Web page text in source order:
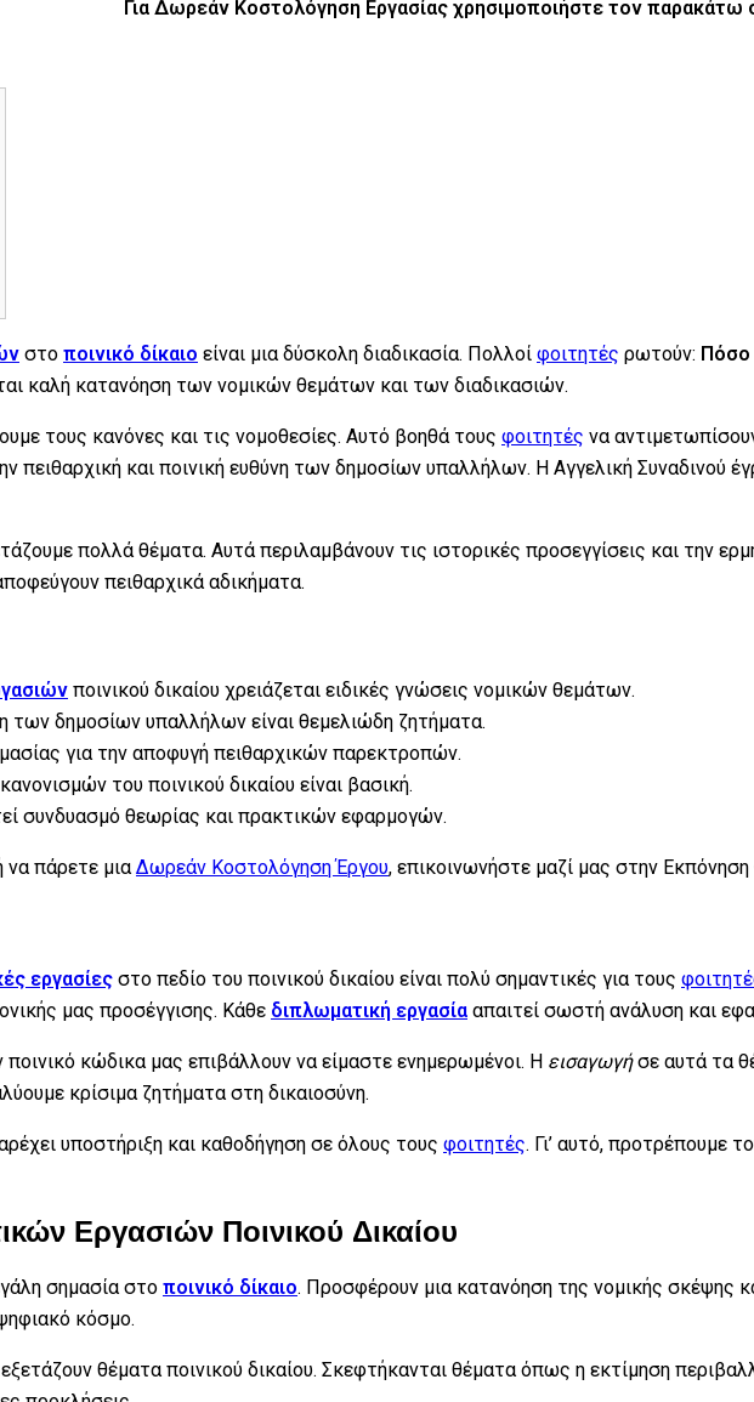
Για Δωρεάν Κοστολόγηση Εργασίας χρησιμοποιήστε τον παρακάτω
στο ποινικό δίκαιο είναι μια δύσκολη διαδικασία. Πολλοί φοιτητές ρωτούν: Πόσο
καλή κατανόηση των νομικών θεμάτων και των διαδικασιών.
τους κανόνες και τις νομοθεσίες. Αυτό βοηθά τους φοιτητές να
πειθαρχική και ποινική ευθύνη των δημοσίων υπαλλήλων. Η Αγγελική Συναδινού
πολλά θέματα. Αυτά περιλαμβάνουν τις ιστορικές προσεγγίσεις και την
πειθαρχικά αδικήματα.
ποινικού δικαίου χρειάζεται ειδικές γνώσεις νομικών θεμάτων.
των δημοσίων υπαλλήλων είναι θεμελιώδη ζητήματα.
για την αποφυγή πειθαρχικών παρεκτροπών.
του ποινικού δικαίου είναι βασική.
συνδυασμό θεωρίας και πρακτικών εφαρμογών.
να πάρετε μιαΔωρεάν Κοστολόγηση Έργου, επικοινωνήστε μαζί μας στην
εργασίες στο πεδίο του ποινικού δικαίου είναι πολύ σημαντικές για τους
μας προσέγγισης. Κάθε διπλωματική εργασία απαιτεί σωστή ανάλυση και
ποινικό κώδικα μας επιβάλλουν να είμαστε ενημερωμένοι. Η εισαγωγήσε αυτά τα
κρίσιμα ζητήματα στη δικαιοσύνη.
υποστήριξη και καθοδήγηση σε όλους τους φοιτητές. Γι’ αυτό, προτρέπουμε
Εργασιών Ποινικού Δικαίου
σημασία στο ποινικό δίκαιο. Προσφέρουν μια κατανόηση της νομικής σκέψης
κόσμο.
θέματα ποινικού δικαίου. Σκεφτήκανται θέματα όπως η εκτίμηση